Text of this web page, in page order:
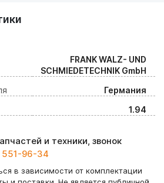
FRANK WALZ- UND
SCHMIEDETECHNIK GmbH
Германия
1.94
и техники, звонок
551-96-34
в зависимости от комплектации